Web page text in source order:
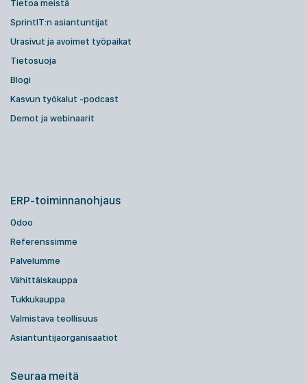
Tietoa meistä
SprintIT:n asiantuntijat
Urasivut ja avoimet työpaikat
Tietosuoja
Blogi
Kasvun työkalut -podcast
Demot ja webinaarit
ERP-toiminnanohjaus
Odoo
Referenssimme
Palvelumme
Vähittäiskauppa
Tukkukauppa
Valmistava teollisuus
Asiantuntijaorganisaatiot
Seuraa meitä